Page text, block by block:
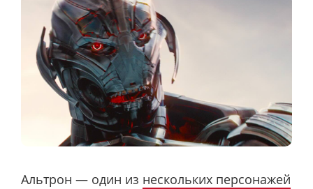
Альтрон — один из нескольких персонажей